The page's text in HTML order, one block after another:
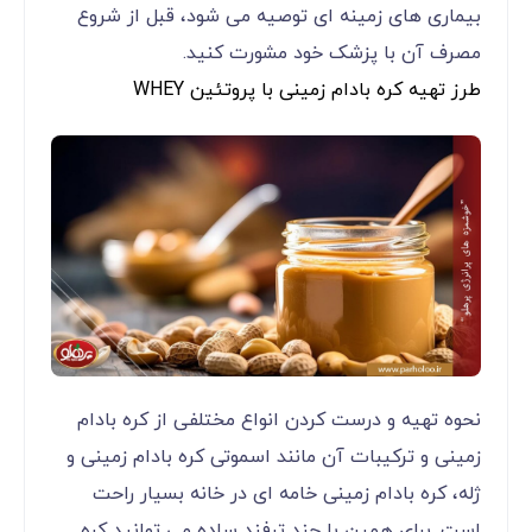
بیماری های زمینه ای توصیه می شود، قبل از شروع
مصرف آن با پزشک خود مشورت کنید.
طرز تهیه کره بادام زمینی با پروتئین WHEY
نحوه تهیه و درست کردن انواع مختلفی از کره بادام
زمینی و ترکیبات آن مانند اسموتی کره بادام زمینی و
ژله، کره بادام زمینی خامه ای در خانه بسیار راحت